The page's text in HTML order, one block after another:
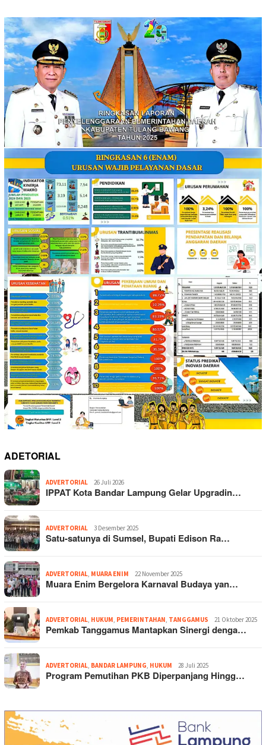
ADETORIAL
ADVERTORIAL 26 Juli 2026
IPPAT Kota Bandar Lampung Gelar Upgradin…
ADVERTORIAL 3 Desember 2025
Satu-satunya di Sumsel, Bupati Edison Ra…
ADVERTORIAL MUARA ENIM 22 November 2025
Muara Enim Bergelora Karnaval Budaya yan…
ADVERTORIAL HUKUM PEMERINTAHAN TANGGAMUS 21 Oktober 2025
Pemkab Tanggamus Mantapkan Sinergi denga…
ADVERTORIAL BANDAR LAMPUNG HUKUM 28 Juli 2025
Program Pemutihan PKB Diperpanjang Hingg…